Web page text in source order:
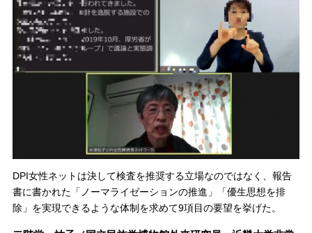
DPI女性ネットは決して検査を推奨する立場なのではなく、報告
書に書かれた「ノーマライゼーションの推進」「優生思想を排
除」を実現できるような体制を求めて9項目の要望を挙げた。